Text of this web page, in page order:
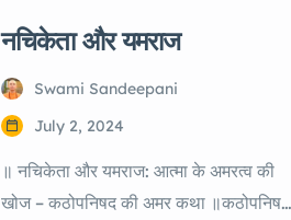
नचिकेता और यमराज
Swami Sandeepani
July 2, 2024
॥ नचिकेता और यमराज: आत्मा के अमरत्व की
खोज – कठोपनिषद की अमर कथा ॥कठोपनिषद